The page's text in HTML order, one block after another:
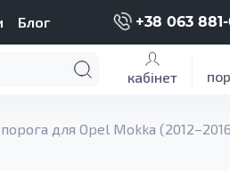
Блог +38 063
кабінет
для Opel Mokka